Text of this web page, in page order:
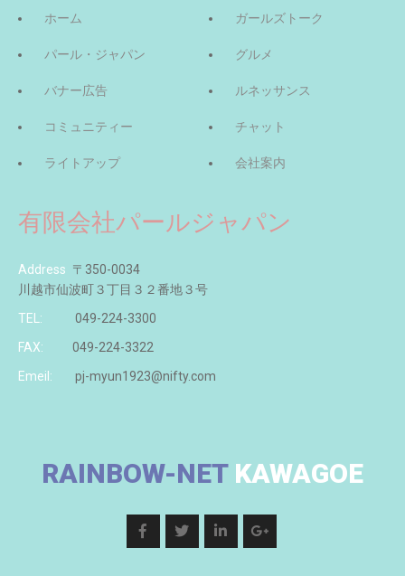
ホーム
パール・ジャパン
バナー広告
コミュニティー
ライトアップ
ガールズトーク
グルメ
ルネッサンス
チャット
会社案内
有限会社パールジャパン
Address 〒350-0034
川越市仙波町３丁目３２番地３号
TEL:
049-224-3300
FAX:
049-224-3322
Emeil:
pj-myun1923@nifty.com
RAINBOW-NETKAWAGOE